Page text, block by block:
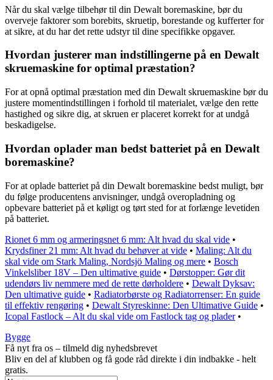
Når du skal vælge tilbehør til din Dewalt boremaskine, bør du
overveje faktorer som borebits, skruetip, borestande og kufferter for
at sikre, at du har det rette udstyr til dine specifikke opgaver.
Hvordan justerer man indstillingerne på en Dewalt
skruemaskine for optimal præstation?
For at opnå optimal præstation med din Dewalt skruemaskine bør du
justere momentindstillingen i forhold til materialet, vælge den rette
hastighed og sikre dig, at skruen er placeret korrekt for at undgå
beskadigelse.
Hvordan oplader man bedst batteriet på en Dewalt
boremaskine?
For at oplade batteriet på din Dewalt boremaskine bedst muligt, bør
du følge producentens anvisninger, undgå overopladning og
opbevare batteriet på et køligt og tørt sted for at forlænge levetiden
på batteriet.
Rionet 6 mm og armeringsnet 6 mm: Alt hvad du skal vide •
Krydsfiner 21 mm: Alt hvad du behøver at vide • Maling: Alt du
skal vide om Stark Maling, Nordsjö Maling og mere • Bosch
Vinkelsliber 18V – Den ultimative guide • Dørstopper: Gør dit
udendørs liv nemmere med de rette dørholdere • Dewalt Dyksav:
Den ultimative guide • Radiatorbørste og Radiatorrenser: En guide
til effektiv rengøring • Dewalt Styreskinne: Den Ultimative Guide •
Icopal Fastlock – Alt du skal vide om Fastlock tag og plader•
Bygge
Få nyt fra os – tilmeld dig nyhedsbrevet
Bliv en del af klubben og få gode råd direkte i din indbakke - helt
gratis.